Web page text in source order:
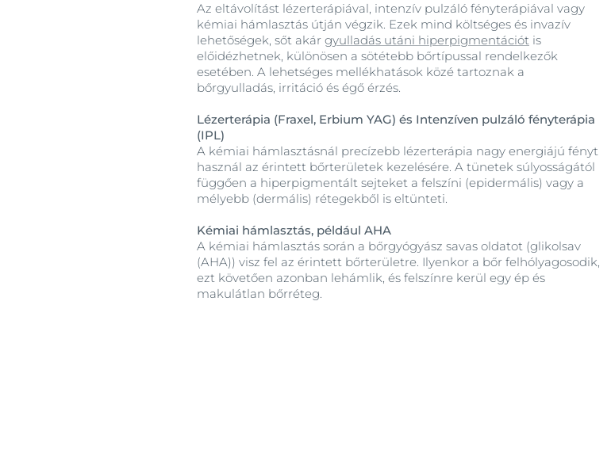
Az eltávolítást lézerterápiával, intenzív pulzáló fényterápiával vagy
kémiai hámlasztás útján végzik. Ezek mind költséges és invazív
lehetőségek, sőt akár gyulladás utáni hiperpigmentációt is
előidézhetnek, különösen a sötétebb bőrtípussal rendelkezők
esetében. A lehetséges mellékhatások közé tartoznak a
bőrgyulladás, irritáció és égő érzés.
Lézerterápia (Fraxel, Erbium YAG) és Intenzíven pulzáló fényterápia
(IPL)
A kémiai hámlasztásnál precízebb lézerterápia nagy energiájú fényt
használ az érintett bőrterületek kezelésére. A tünetek súlyosságától
függően a hiperpigmentált sejteket a felszíni (epidermális) vagy a
mélyebb (dermális) rétegekből is eltünteti.
Kémiai hámlasztás, például AHA
A kémiai hámlasztás során a bőrgyógyász savas oldatot (glikolsav
(AHA)) visz fel az érintett bőrterületre. Ilyenkor a bőr felhólyagosodik,
ezt követően azonban lehámlik, és felszínre kerül egy ép és
makulátlan bőrréteg.